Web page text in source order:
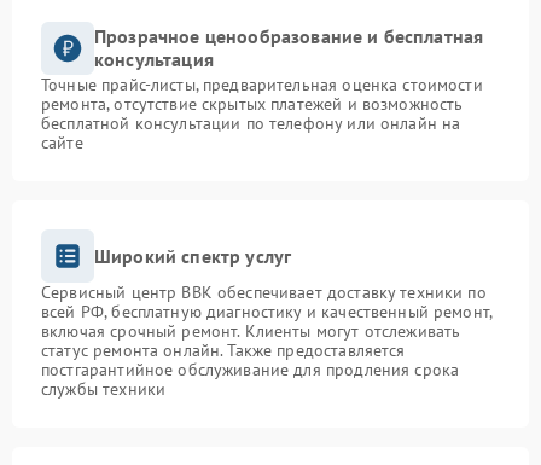
Прозрачное ценообразование и бесплатная
консультация
Точные прайс-листы, предварительная оценка стоимости
ремонта, отсутствие скрытых платежей и возможность
бесплатной консультации по телефону или онлайн на
сайте
Широкий спектр услуг
Сервисный центр BBK обеспечивает доставку техники по
всей РФ, бесплатную диагностику и качественный ремонт,
включая срочный ремонт. Клиенты могут отслеживать
статус ремонта онлайн. Также предоставляется
постгарантийное обслуживание для продления срока
службы техники